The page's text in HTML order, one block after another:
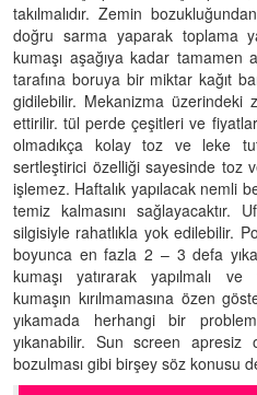
takılmalıdır. Zemin
doğru sarma yaparak toplama
kumaşı aşağıya kadar tamamen
tarafına boruya bir miktar kağıt
gidilebilir. Mekanizma üzerindeki
ettirilir. tül perde çeşitleri ve
olmadıkça kolay toz ve leke
sertleştirici özelliği sayesinde toz
işlemez. Haftalık yapılacak nemli
temiz kalmasını
silgisiyle rahatlıkla yok edilebilir.
boyunca en fazla 2 – 3 defa
kumaşı yatırarak yapılmalı ve
kumaşın kırılmamasına özen
yıkamada herhangi bir
yıkanabilir. Sun screen apresiz
bozulması gibi birşey söz konusu